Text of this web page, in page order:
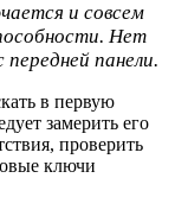
и совсем
Нет
передней панели.
в первую
замерить его
проверить
ключи